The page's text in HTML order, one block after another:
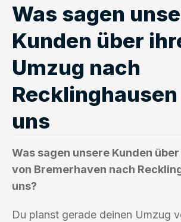
Was sagen
Kunden über
Umzug nach
uns
Was sagen unsere Kunden
von Bremerhaven nach
uns?
Du planst gerade deinen Umzug